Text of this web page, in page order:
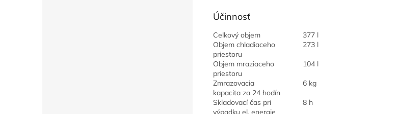
Účinnosť
Celkový objem
377 l
Objem chladiaceho
priestoru
273 l
Objem mraziaceho
priestoru
104 l
Zmrazovacia
kapacita za 24 hodín
6 kg
Skladovací čas pri
výpadku el. energie
8 h